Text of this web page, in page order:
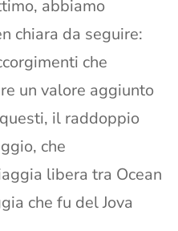
abbiamo
chiara da seguire:
che
un valore aggiunto
il raddoppio
che
libera tra Ocean
che fu del Jova